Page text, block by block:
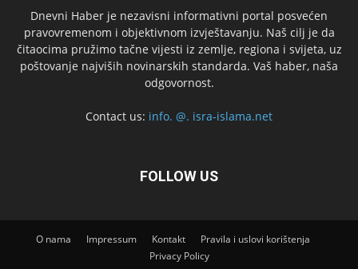
Dnevni Haber je nezavisni informativni portal posvećen
pravovremenom i objektivnom izvještavanju. Naš cilj je da
čitaocima pružimo tačne vijesti iz zemlje, regiona i svijeta, uz
poštovanje najviših novinarskih standarda. Vaš haber, naša
odgovornost.
Contact us: info. @. isra-islama.net
FOLLOW US
O nama Impressum Kontakt
Pravila i uslovi korištenja
Privacy Policy